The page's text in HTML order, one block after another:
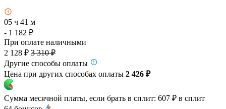
05 ч 41 м
- 1 182 ₽
При оплате наличными
2 128 ₽ 3 310 ₽
Другие способы оплаты
Цена при других способах оплаты 2 426 ₽
Сумма месячной платы, если брать в сплит: 607 ₽ в сплит